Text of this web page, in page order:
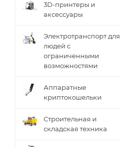
3D-принтеры и
аксессуары
Электротранспорт для
людей с
ограниченными
возможностями
Аппаратные
криптокошельки
Строительная и
складская техника